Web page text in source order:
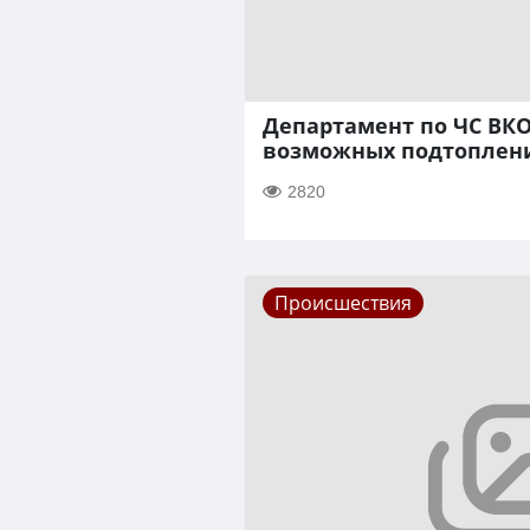
Департамент по ЧС
возможных
2820
Происшествия